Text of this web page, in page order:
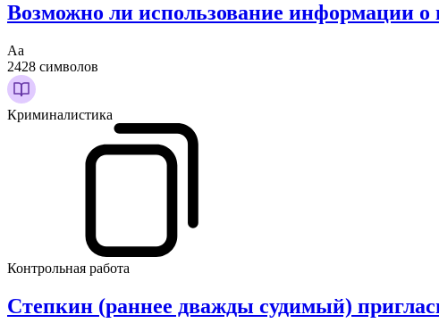
Возможно ли использование информации о
Аа
2428 символов
Криминалистика
Контрольная работа
Степкин (раннее дважды судимый)